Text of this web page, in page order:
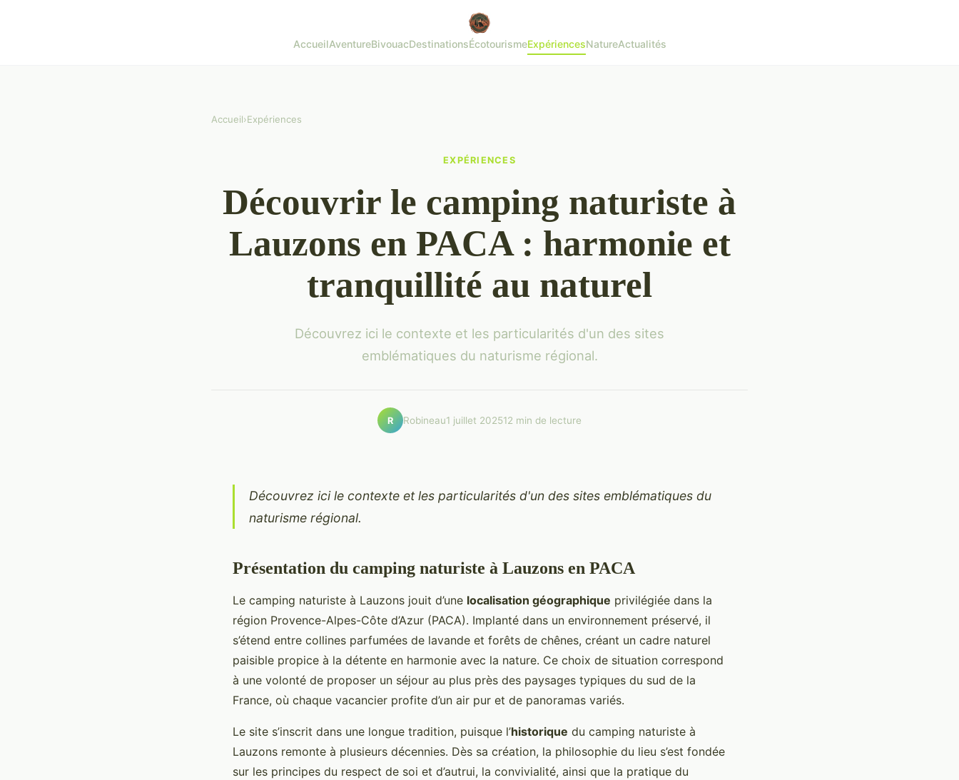
AccueilAventureBivouacDestinationsÉcotourismeExpériencesNatureActualités
Accueil›Expériences
EXPÉRIENCES
Découvrir le camping naturiste à
Lauzons en PACA : harmonie et
tranquillité au naturel
Découvrez ici le contexte et les particularités d'un des sites
emblématiques du naturisme régional.
R Robineau1 juillet 202512 min de lecture
Découvrez ici le contexte et les particularités d'un des sites emblématiques du
naturisme régional.
Présentation du camping naturiste à Lauzons en PACA
Le camping naturiste à Lauzons jouit d’une localisation géographique privilégiée dans la
région Provence-Alpes-Côte d’Azur (PACA). Implanté dans un environnement préservé, il
s’étend entre collines parfumées de lavande et forêts de chênes, créant un cadre naturel
paisible propice à la détente en harmonie avec la nature. Ce choix de situation correspond
à une volonté de proposer un séjour au plus près des paysages typiques du sud de la
France, où chaque vacancier profite d’un air pur et de panoramas variés.
Le site s’inscrit dans une longue tradition, puisque l’historique du camping naturiste à
Lauzons remonte à plusieurs décennies. Dès sa création, la philosophie du lieu s’est fondée
sur les principes du respect de soi et d’autrui, la convivialité, ainsi que la pratique du